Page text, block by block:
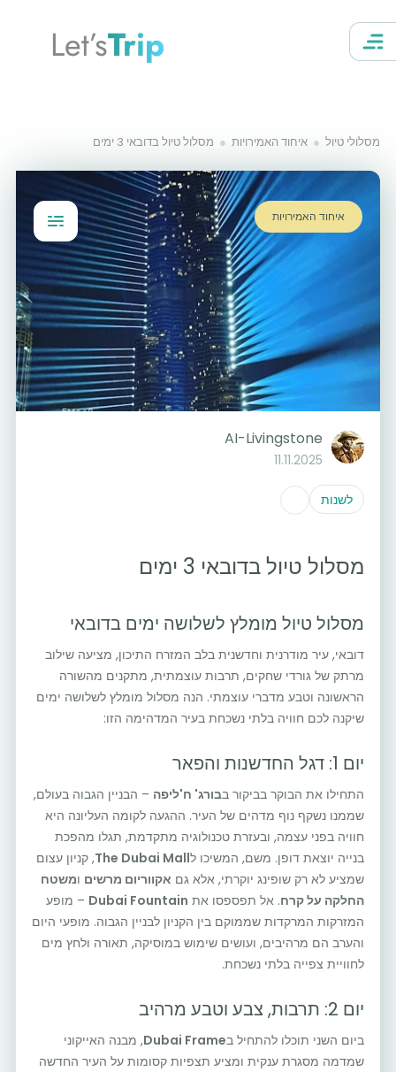
Let’sTrip
מסלולי טיול איחוד האמירויות מסלול טיול בדובאי 3 ימים
איחוד האמירויות
AI-Livingstone
11.11.2025
לשנות
מסלול טיול בדובאי 3 ימים
מסלול טיול מומלץ לשלושה ימים בדובאי
דובאי, עיר מודרנית וחדשנית בלב המזרח התיכון, מציעה שילוב
מרתק של גורדי שחקים, תרבות עוצמתית, מתקנים מהשורה
הראשונה וטבע מדברי עוצמתי. הנה מסלול מומלץ לשלושה ימים
שיקנה לכם חוויה בלתי נשכחת בעיר המדהימה הזו:
יום 1: דגל החדשנות והפאר
התחילו את הבוקר בביקור בבורג' ח'ליפה – הבניין הגבוה בעולם,
שממנו נשקף נוף מדהים של העיר. ההגעה לקומה העליונה היא
חוויה בפני עצמה, ובעזרת טכנולוגיה מתקדמת, תגלו מהפכת
בנייה יוצאת דופן. משם, המשיכו לThe Dubai Mall, קניון עצום
שמציע לא רק שופינג יוקרתי, אלא גם אקווריום מרשים ומשטח
החלקה על קרח. אל תפספסו את Dubai Fountain – מופע
המזרקות המרקדות שממוקם בין הקניון לבניין הגבוה. מופעי היום
והערב הם מרהיבים, ועושים שימוש במוסיקה, תאורה ולחץ מים
לחוויית צפייה בלתי נשכחת.
יום 2: תרבות, צבע וטבע מרהיב
ביום השני תוכלו להתחיל בDubai Frame, מבנה האייקוני
שמדמה מסגרת ענקית ומציע תצפיות קסומות על העיר החדשה